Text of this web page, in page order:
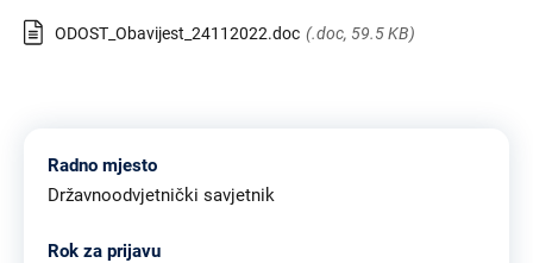
ODOST_Obavijest_24112022.doc (.doc, 59.5 KB)
Radno mjesto
Državnoodvjetnički savjetnik
Rok za prijavu